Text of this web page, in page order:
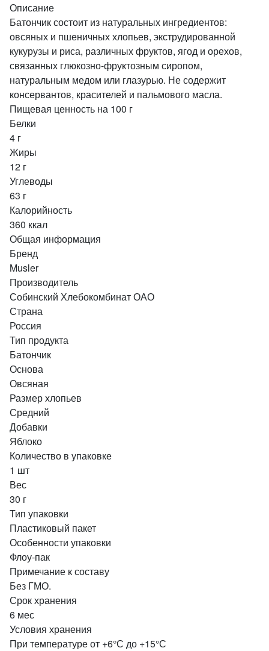
Описание
Батончик состоит из натуральных ингредиентов:
овсяных и пшеничных хлопьев, экструдированной
кукурузы и риса, различных фруктов, ягод и орехов,
связанных глюкозно-фруктозным сиропом,
натуральным медом или глазурью. Не содержит
консервантов, красителей и пальмового масла.
Пищевая ценность на 100 г
Белки
4 г
Жиры
12 г
Углеводы
63 г
Калорийность
360 ккал
Общая информация
Бренд
Musler
Производитель
Собинский Хлебокомбинат ОАО
Страна
Россия
Тип продукта
Батончик
Основа
Овсяная
Размер хлопьев
Средний
Добавки
Яблоко
Количество в упаковке
1 шт
Вес
30 г
Тип упаковки
Пластиковый пакет
Особенности упаковки
Флоу-пак
Примечание к составу
Без ГМО.
Срок хранения
6 мес
Условия хранения
При температуре от +6°С до +15°С